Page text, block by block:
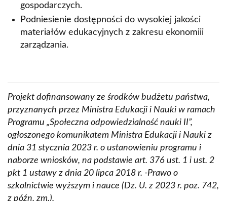
gospodarczych.
Podniesienie dostępności do wysokiej jakości
materiałów edukacyjnych z zakresu ekonomiii
zarządzania.
Projekt dofinansowany ze środków budżetu państwa,
przyznanych przez Ministra Edukacji i Nauki w ramach
Programu „Społeczna odpowiedzialność nauki II”,
ogłoszonego komunikatem Ministra Edukacji i Nauki z
dnia 31 stycznia 2023 r. o ustanowieniu programu i
naborze wniosków, na podstawie art. 376 ust. 1 i ust. 2
pkt 1 ustawy z dnia 20 lipca 2018 r. -Prawo o
szkolnictwie wyższym i nauce (Dz. U. z 2023 r. poz. 742,
z późn. zm.).